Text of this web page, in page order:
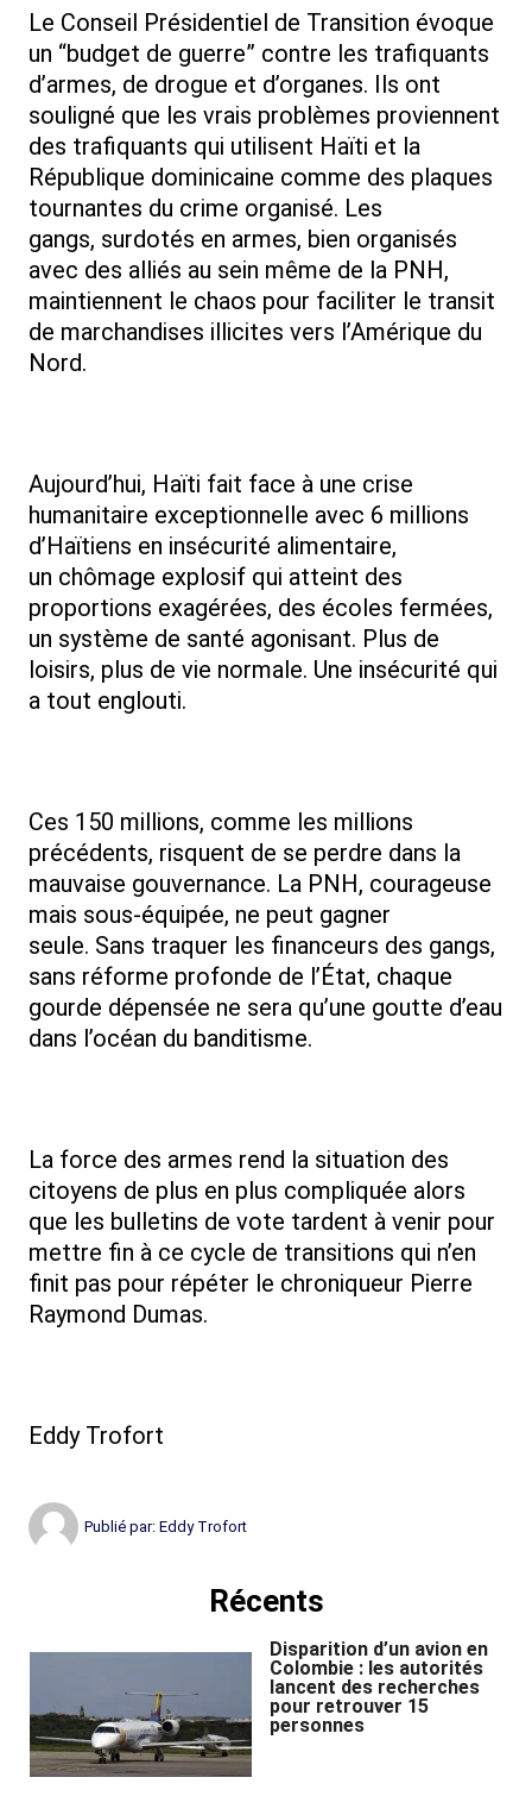
Le Conseil Présidentiel de Transition évoque
un “budget de guerre” contre les trafiquants
d’armes, de drogue et d’organes. Ils ont
souligné que les vrais problèmes proviennent
des trafiquants qui utilisent Haïti et la
République dominicaine comme des plaques
tournantes du crime organisé. Les
gangs, surdotés en armes, bien organisés
avec des alliés au sein même de la PNH,
maintiennent le chaos pour faciliter le transit
de marchandises illicites vers l’Amérique du
Nord.
Aujourd’hui, Haïti fait face à une crise
humanitaire exceptionnelle avec 6 millions
d’Haïtiens en insécurité alimentaire,
un chômage explosif qui atteint des
proportions exagérées, des écoles fermées,
un système de santé agonisant. Plus de
loisirs, plus de vie normale. Une insécurité qui
a tout englouti.
Ces 150 millions, comme les millions
précédents, risquent de se perdre dans la
mauvaise gouvernance. La PNH, courageuse
mais sous-équipée, ne peut gagner
seule. Sans traquer les financeurs des gangs,
sans réforme profonde de l’État, chaque
gourde dépensée ne sera qu’une goutte d’eau
dans l’océan du banditisme.
La force des armes rend la situation des
citoyens de plus en plus compliquée alors
que les bulletins de vote tardent à venir pour
mettre fin à ce cycle de transitions qui n’en
finit pas pour répéter le chroniqueur Pierre
Raymond Dumas.
Eddy Trofort
Publié par: Eddy Trofort
Récents
Disparition d’un avion en
Colombie : les autorités
lancent des recherches
pour retrouver 15
personnes